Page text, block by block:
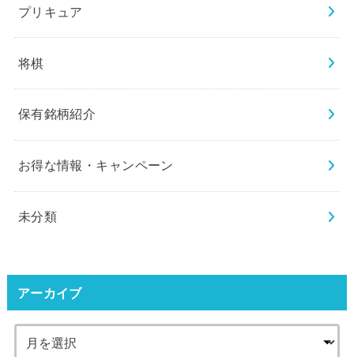
プリキュア
将棋
保有銘柄紹介
お得な情報・キャンペーン
未分類
アーカイブ